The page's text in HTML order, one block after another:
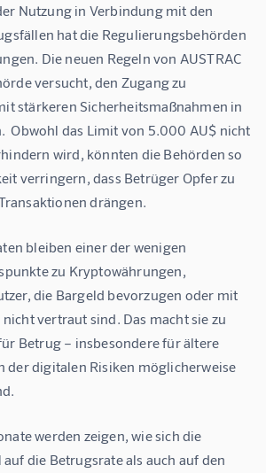
Nutzung in Verbindung mit den
hat die Regulierungsbehörden
Die neuen Regeln von AUSTRAC
versucht, den Zugang zu
stärkeren Sicherheitsmaßnahmen in
Obwohl das Limit von 5.000 AU$ nicht
wird, könnten die Behörden so
verringern, dass Betrüger Opfer zu
drängen.
bleiben einer der wenigen
zu Kryptowährungen,
die Bargeld bevorzugen oder mit
vertraut sind. Das macht sie zu
Betrug – insbesondere für ältere
der digitalen Risiken möglicherweise
werden zeigen, wie sich die
die Betrugsrate als auch auf den